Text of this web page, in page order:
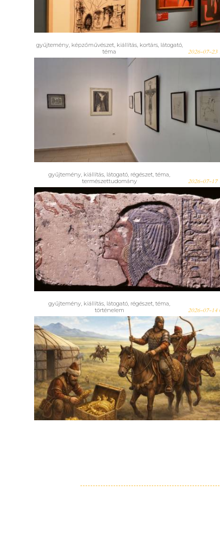
gyűjtemény, képzőművészet, kiállítás, kortárs, látogató,
téma
2026-07-23
Még egy hónapig látogatható!
Varázsos vonalak az Alföldi
Galériában – Képgrafikai
antológia hatvan év
legnevesebb magyar
grafikusainak műveiből
gyűjtemény kiállítás látogató régészet ,téma
természettudomány
2026-07-17
Megnyílt! Az örökkévalóság
megörökítése. Hogyan alkottak
az ókori egyiptomi művészek? -
a Szépmű legújabb tárlata
gyűjtemény, kiállítás, látogató, régészet,téma,
történelem
2026-07-14
Szkíták kora az Alföld szívében.
Bács-Kiskun és Jász-Nagykun-
Szolnok vármegyék régészeti
leletei a Kr. e. 8–4. századból –
Ismét páratlan történelmi tárlat
nyílik Kecskeméten